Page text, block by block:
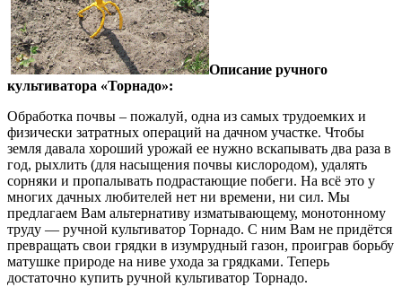
Описание ручного
культиватора «Торнадо»:
Обработка почвы – пожалуй, одна из самых трудоемких и
физически затратных операций на дачном участке. Чтобы
земля давала хороший урожай ее нужно вскапывать два раза в
год, рыхлить (для насыщения почвы кислородом), удалять
сорняки и пропалывать подрастающие побеги. На всё это у
многих дачных любителей нет ни времени, ни сил. Мы
предлагаем Вам альтернативу изматывающему, монотонному
труду — ручной культиватор Торнадо. С ним Вам не придётся
превращать свои грядки в изумрудный газон, проиграв борьбу
матушке природе на ниве ухода за грядками. Теперь
достаточно купить ручной культиватор Торнадо.